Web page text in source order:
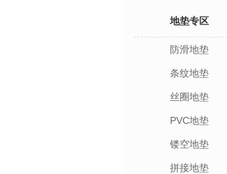
地垫专区
防滑地垫
条纹地垫
丝圈地垫
PVC地垫
镂空地垫
拼接地垫